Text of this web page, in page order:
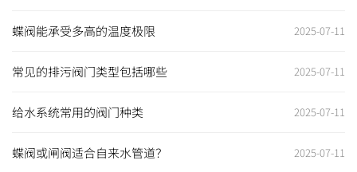
蝶阀能承受多高的温度极限 2025-07-11
常见的排污阀门类型包括哪些 2025-07-11
给水系统常用的阀门种类 2025-07-11
蝶阀或闸阀适合自来水管道？ 2025-07-11